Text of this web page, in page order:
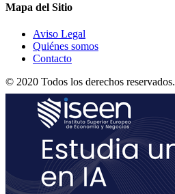
Mapa del Sitio
Aviso Legal
Quiénes somos
Contacto
© 2020 Todos los derechos reservados.